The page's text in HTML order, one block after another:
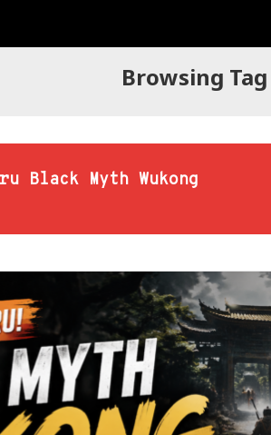
Browsing Tag
Black Myth Wukong